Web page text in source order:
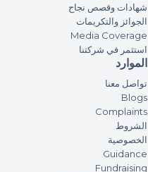
شهادات وقصص نجاح
الجوائز والتكريمات
Media Coverage
استثمر في شركتنا
الموارد
تواصل معنا
Blogs
Complaints
الشروط
الخصوصية
Guidance
Fundraising